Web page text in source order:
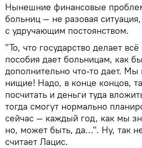
Нынешние финансовые
больниц — не разовая
с удручающим постоянством.
"То, что государство делает
пособия дает больницам, как
дополнительно что-то дает. Мы
нищие! Надо, в конце концов,
посчитать и деньги туда
тогда смогут нормально
сейчас — каждый год, как мы
но, может быть, да…". Ну, так
считает Лацис.